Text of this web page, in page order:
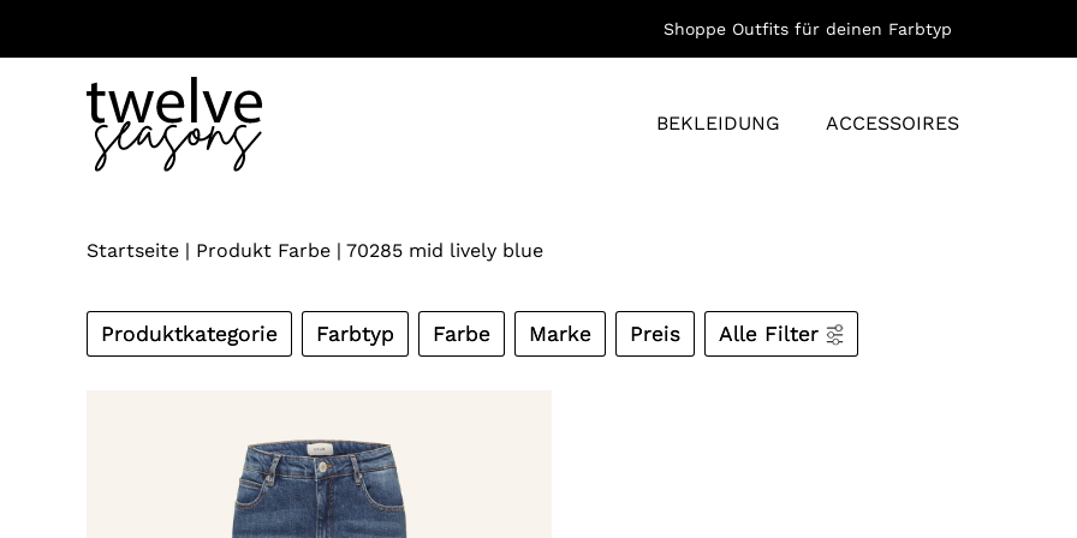
Shoppe Outfits für deinen Farbtyp
BEKLEIDUNG ACCESSOIRES
Startseite| Produkt Farbe| 70285 mid lively blue
Produktkategorie Farbtyp Farbe Marke Preis Alle Filter